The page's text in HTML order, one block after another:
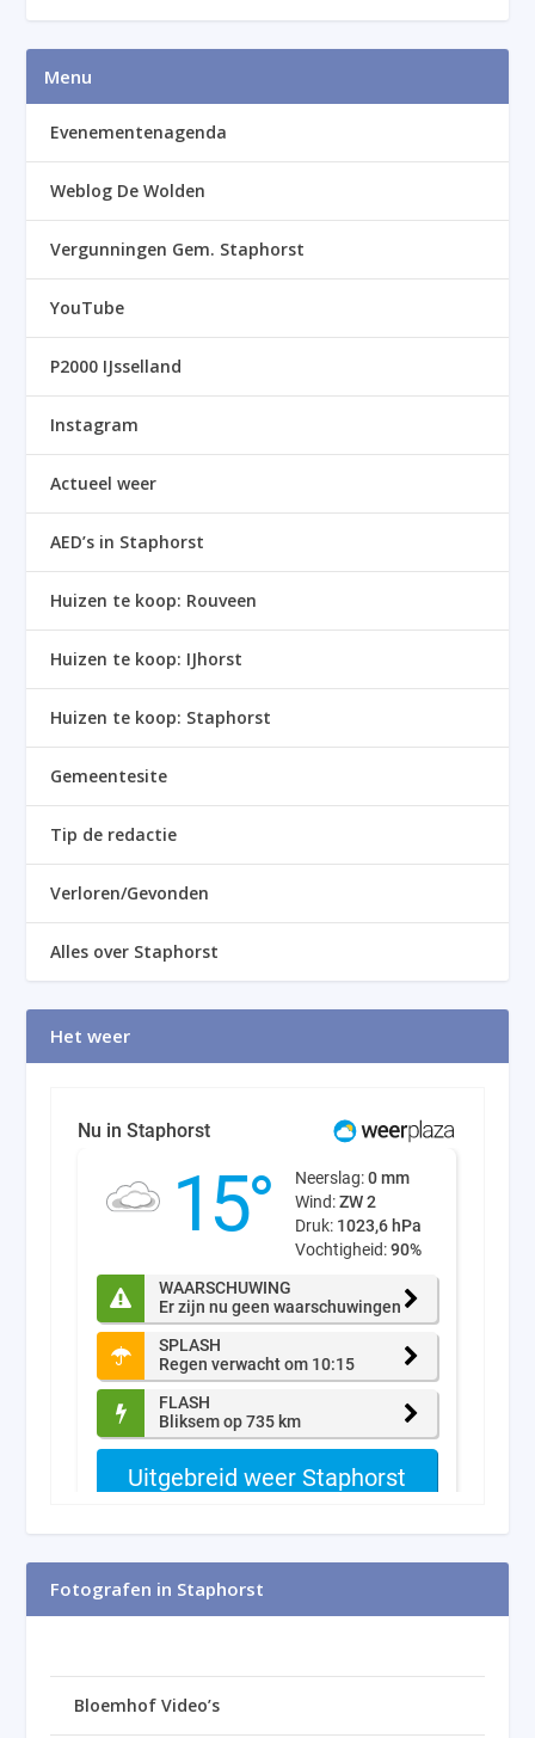
Menu
Evenementenagenda
Weblog De Wolden
Vergunningen Gem. Staphorst
YouTube
P2000 IJsselland
Instagram
Actueel weer
AED’s in Staphorst
Huizen te koop: Rouveen
Huizen te koop: IJhorst
Huizen te koop: Staphorst
Gemeentesite
Tip de redactie
Verloren/Gevonden
Alles over Staphorst
Het weer
Fotografen in Staphorst
Bloemhof Video’s